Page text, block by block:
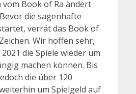
Book of Ra ändert
die sagenhafte
verrät das Book of
Wir hoffen sehr,
die Spiele wieder um
machen können. Bis
die über 120
um Spielgeld auf